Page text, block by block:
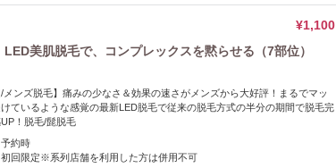
¥1,100
LED美肌脱毛で、コンプレックスを黙らせる（7部位）
/メンズ脱毛】痛みの少なさ＆効果の速さがメンズから大好評！まるでマッ
ているような感覚の最新LED脱毛で従来の脱毛方式の半分の期間で脱毛完
！脱毛/髭脱毛
予約時
初回限定※系列店舗を利用した方は併用不可